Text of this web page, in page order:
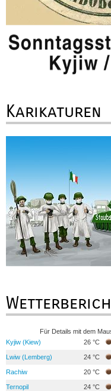
Karikaturen
Für Details mit dem
Kyjiw (Kiew)
26 °C
Lwiw (Lemberg) 24 °C
Rachiw 20 °C
Ternopil 24 °C